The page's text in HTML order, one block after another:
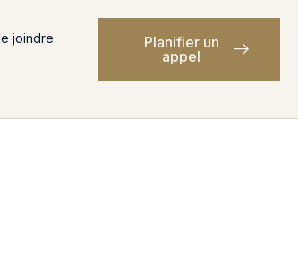
joindre
Planifier un
appel